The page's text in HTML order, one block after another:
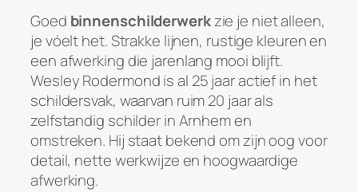
Goed binnenschilderwerkzie je niet alleen,
je vóelt het. Strakke lijnen, rustige kleuren en
een afwerking die jarenlang mooi blijft.
Wesley Rodermond is al 25 jaar actief in het
schildersvak, waarvan ruim 20 jaar als
zelfstandig schilder in Arnhem en
omstreken. Hij staat bekend om zijn oog voor
detail, nette werkwijze en hoogwaardige
afwerking.